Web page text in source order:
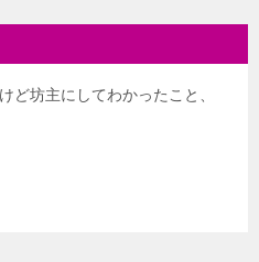
ど坊主にしてわかったこと、